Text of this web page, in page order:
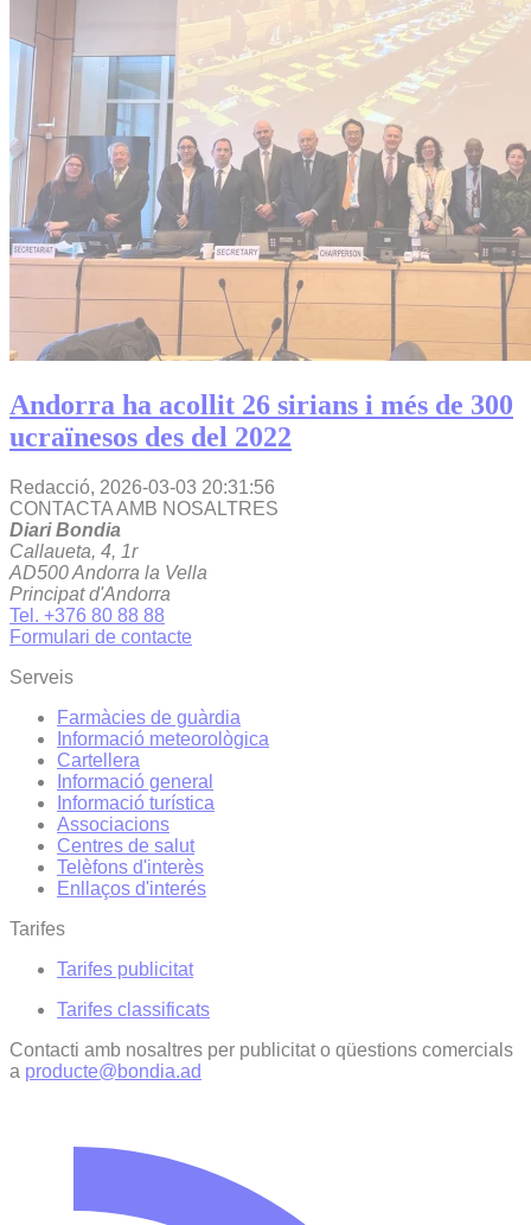
Andorra ha acollit 26 sirians i més de 300
ucraïnesos des del 2022
Redacció, 2026-03-03 20:31:56
CONTACTA AMB NOSALTRES
Diari Bondia
Callaueta, 4, 1r
AD500 Andorra la Vella
Principat d'Andorra
Tel. +376 80 88 88
Formulari de contacte
Serveis
Farmàcies de guàrdia
Informació meteorològica
Cartellera
Informació general
Informació turística
Associacions
Centres de salut
Telèfons d'interès
Enllaços d'interés
Tarifes
Tarifes publicitat
Tarifes classificats
Contacti amb nosaltres per publicitat o qüestions comercials
a producte@bondia.ad